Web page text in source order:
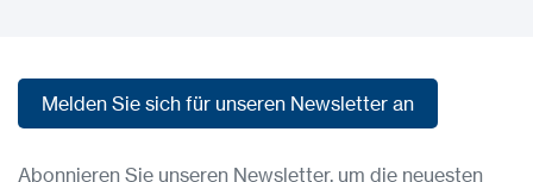
Melden Sie sich für unseren Newsletter an
Abonnieren Sie unseren Newsletter, um die neuesten